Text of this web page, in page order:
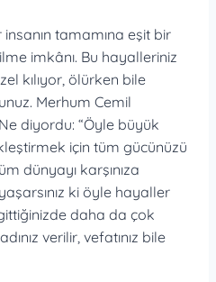
tamamına eşit bir
imkânı. Bu hayalleriniz
kılıyor, ölürken bile
Merhum Cemil
diyordu: “Öyle büyük
için tüm gücünüzü
dünyayı karşınıza
ki öyle hayaller
daha da çok
verilir, vefatınız bile